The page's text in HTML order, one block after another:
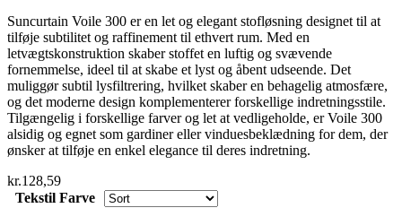
Suncurtain Voile 300 er en let og elegant stofløsning designet til at
tilføje subtilitet og raffinement til ethvert rum. Med en
letvægtskonstruktion skaber stoffet en luftig og svævende
fornemmelse, ideel til at skabe et lyst og åbent udseende. Det
muliggør subtil lysfiltrering, hvilket skaber en behagelig atmosfære,
og det moderne design komplementerer forskellige indretningsstile.
Tilgængelig i forskellige farver og let at vedligeholde, er Voile 300
alsidig og egnet som gardiner eller vinduesbeklædning for dem, der
ønsker at tilføje en enkel elegance til deres indretning.
kr.128,59
Tekstil Farve